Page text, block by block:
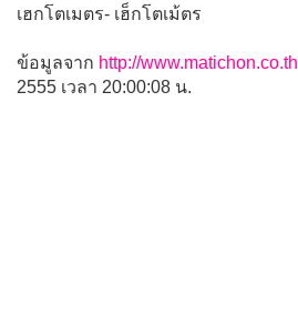
เฮกโตเมตร- เฮ็กโตเม้ตร
ข้อมูลจาก http://www.matichon.co.th
2555 เวลา 20:00:08 น.